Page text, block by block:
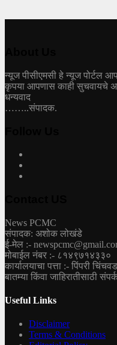
न्यूज पीसीएमसी हे न्यूज पोर्टल
कृपया आपणास काही सुचवायचे
धन्यवाद
……..संपादक.
News PCMC
संपादक: अशोक लोखंडे
ई-मेल :-
मोबाईल नंबर :- ८१४९७१४३३०
कार्यालयाचा पत्ता :- पिंपरी
बातम्या किंवा जाहिरातीसाठी
Useful Links
Disclaimer
Terms & Conditions